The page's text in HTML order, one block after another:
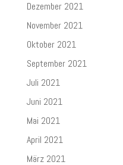
Dezember 2021
November 2021
Oktober 2021
September 2021
Juli 2021
Juni 2021
Mai 2021
April 2021
März 2021